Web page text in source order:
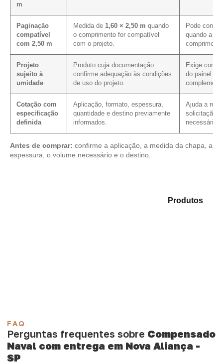
m
Paginação
compatível
com 2,50 m
Medida de 1,60 × 2,50 m quando
o comprimento for compatível
com o projeto.
Pode
quando a
Projeto
sujeito à
umidade
Produto cuja documentação
confirme adequação às condições
de uso do projeto.
Exige
do painel e
Cotação com
especificação
definida
Aplicação, formato, espessura,
quantidade e destino previamente
informados.
Ajuda a
solicitação,
necessário.
Antes de comprar: confirme a aplicação, a medida da chapa, a
espessura, o volume necessário e o destino.
Produtos
FAQ
Perguntas frequentes sobre Compensado
Naval com entrega em Nova Aliança -
SP